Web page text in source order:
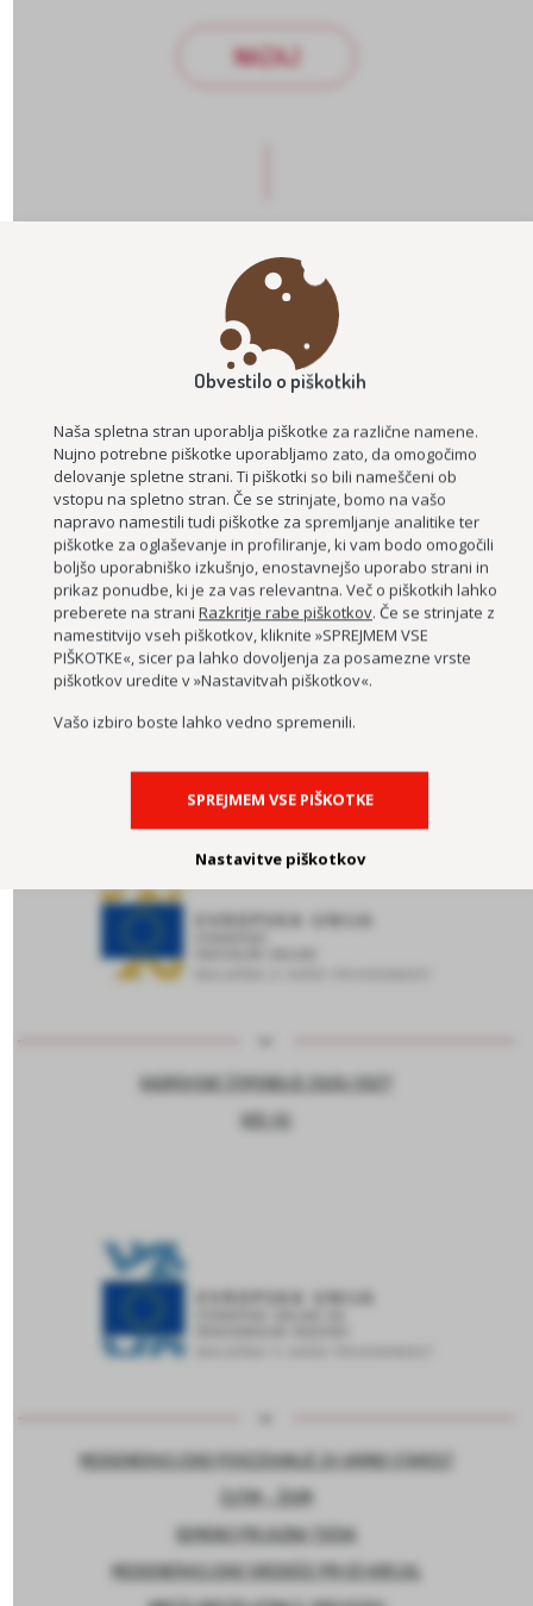
NAZAJ
BIVANJE STAREJŠIH NA KMETIJI
PROJEKT LAS – ZAPELJIMO VAS
UMETNOST SODELOVANJA RANLJIVIH SKUPIN LJUDI
PREHRANSKE DELAVNICE NA KMETIJI
KADROVSKE ŠTIPENDIJE 2026/2027
KOC AS
MEDGENERACIJSKO POVEZOVANJE ZA VARNO STAROST
ČUTIM – ŽIVIM
DEMENCI PRIJAZNA TOČKA
MEDGENERACIJSKO SREDIŠČE PRI OŠ HORJUL
Obvestilo o piškotkih
Naša spletna stran uporablja piškotke za različne namene.
Nujno potrebne piškotke uporabljamo zato, da omogočimo
delovanje spletne strani. Ti piškotki so bili nameščeni ob
vstopu na spletno stran. Če se strinjate, bomo na vašo
napravo namestili tudi piškotke za spremljanje analitike ter
piškotke za oglaševanje in profiliranje, ki vam bodo omogočili
boljšo uporabniško izkušnjo, enostavnejšo uporabo strani in
prikaz ponudbe, ki je za vas relevantna. Več o piškotkih lahko
preberete na strani Razkritje rabe piškotkov. Če se strinjate z
namestitvijo vseh piškotkov, kliknite »SPREJMEM VSE
PIŠKOTKE«, sicer pa lahko dovoljenja za posamezne vrste
piškotkov uredite v »Nastavitvah piškotkov«.
Vašo izbiro boste lahko vedno spremenili.
SPREJMEM VSE PIŠKOTKE
Nastavitve piškotkov